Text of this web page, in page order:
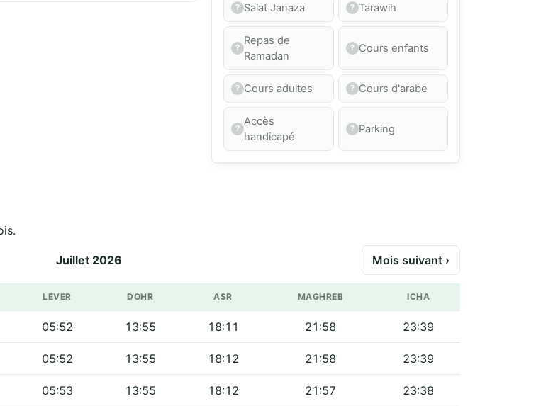
Salat Janaza Tarawih
Repas de
Ramadan
Cours enfants
Cours adultes Cours d'arabe
Accès
handicapé
Parking
Juillet 2026 Mois suivant ›
LEVER DOHR ASR MAGHREB ICHA
05:52 13:55 18:11 21:58 23:39
05:52 13:55 18:12 21:58 23:39
05:53 13:55 18:12 21:57 23:38